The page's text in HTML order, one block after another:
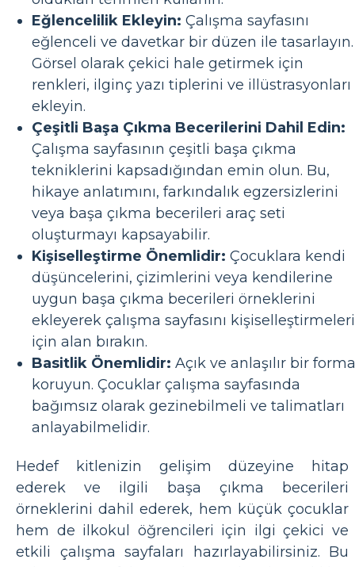
Eğlencelilik Ekleyin: Çalışma sayfasını
eğlenceli ve davetkar bir düzen ile tasarlayın.
Görsel olarak çekici hale getirmek için
renkleri, ilginç yazı tiplerini ve illüstrasyonları
ekleyin.
Çeşitli Başa Çıkma Becerilerini Dahil Edin:
Çalışma sayfasının çeşitli başa çıkma
tekniklerini kapsadığından emin olun. Bu,
hikaye anlatımını, farkındalık egzersizlerini
veya başa çıkma becerileri araç seti
oluşturmayı kapsayabilir.
Kişiselleştirme Önemlidir: Çocuklara kendi
düşüncelerini, çizimlerini veya kendilerine
uygun başa çıkma becerileri örneklerini
ekleyerek çalışma sayfasını kişiselleştirmeleri
için alan bırakın.
Basitlik Önemlidir: Açık ve anlaşılır bir
koruyun. Çocuklar çalışma sayfasında
bağımsız olarak gezinebilmeli ve talimatları
anlayabilmelidir.
Hedef kitlenizin gelişim düzeyine hitap
ederek ve ilgili başa çıkma becerileri
örneklerini dahil ederek, hem küçük çocuklar
hem de ilkokul öğrencileri için ilgi çekici ve
etkili çalışma sayfaları hazırlayabilirsiniz. Bu